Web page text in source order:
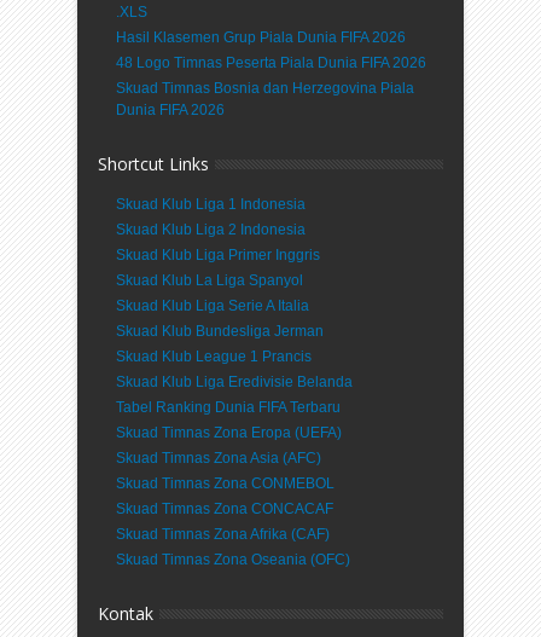
.XLS
Hasil Klasemen Grup Piala Dunia FIFA 2026
48 Logo Timnas Peserta Piala Dunia FIFA 2026
Skuad Timnas Bosnia dan Herzegovina Piala
Dunia FIFA 2026
Shortcut Links
Skuad Klub Liga 1 Indonesia
Skuad Klub Liga 2 Indonesia
Skuad Klub Liga Primer Inggris
Skuad Klub La Liga Spanyol
Skuad Klub Liga Serie A Italia
Skuad Klub Bundesliga Jerman
Skuad Klub League 1 Prancis
Skuad Klub Liga Eredivisie Belanda
Tabel Ranking Dunia FIFA Terbaru
Skuad Timnas Zona Eropa (UEFA)
Skuad Timnas Zona Asia (AFC)
Skuad Timnas Zona CONMEBOL
Skuad Timnas Zona CONCACAF
Skuad Timnas Zona Afrika (CAF)
Skuad Timnas Zona Oseania (OFC)
Kontak